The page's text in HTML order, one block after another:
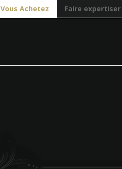
Vous Achetez Faire expertiser